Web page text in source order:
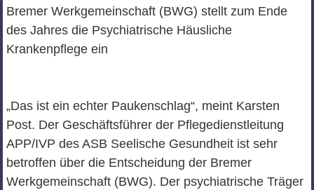
Bremer Werkgemeinschaft (BWG) stellt zum Ende
des Jahres die Psychiatrische Häusliche
Krankenpflege ein
„Das ist ein echter Paukenschlag“, meint Karsten
Post. Der Geschäftsführer der Pflegedienstleitung
APP/IVP des ASB Seelische Gesundheit ist sehr
betroffen über die Entscheidung der Bremer
Werkgemeinschaft (BWG). Der psychiatrische Träger